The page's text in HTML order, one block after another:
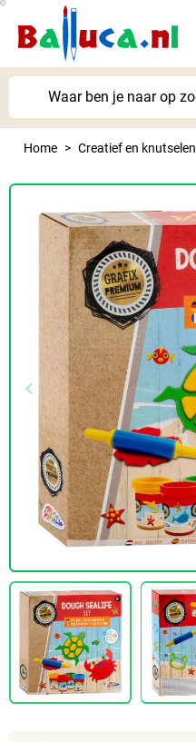
Home Creatief en knutselen
Vorige
keyboard_arrow_left